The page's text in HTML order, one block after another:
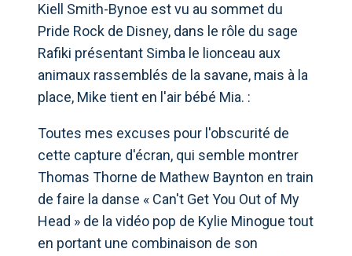
Kiell Smith-Bynoe est vu au sommet du
Pride Rock de Disney, dans le rôle du sage
Rafiki présentant Simba le lionceau aux
animaux rassemblés de la savane, mais à la
place, Mike tient en l'air bébé Mia. :
Toutes mes excuses pour l'obscurité de
cette capture d'écran, qui semble montrer
Thomas Thorne de Mathew Baynton en train
de faire la danse « Can't Get You Out of My
Head » de la vidéo pop de Kylie Minogue tout
en portant une combinaison de son